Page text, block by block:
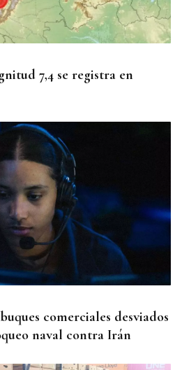
7,4 se registra en
comerciales desviados
naval contra Irán